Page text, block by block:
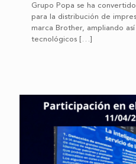
Grupo Popa se ha
para la distribución de
marca Brother, ampliando
tecnológicos […]